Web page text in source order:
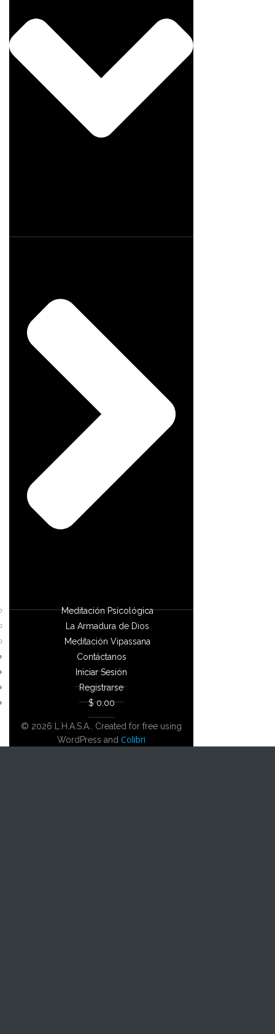
Meditación Psicológica
La Armadura de Dios
Meditación Vipassana
Contáctanos
Iniciar Sesión
Registrarse
$ 0.00
© 2026 L.H.A.S.A.. Created for free using
WordPress and Colibri